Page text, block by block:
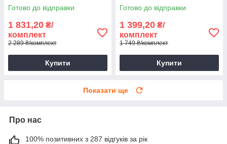
Готово до відправки
1 831,20 ₴/
комплект
2 289 ₴/комплект
Купити
Готово до відправки
1 399,20 ₴/
комплект
1 749 ₴/комплект
Купити
Показати ще
Про нас
100% позитивних з 287 відгуків за рік